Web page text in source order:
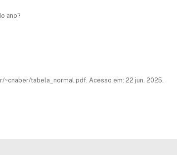
ano?
~cnaber/tabela_normal.pdf. Acesso em: 22 jun. 2025.